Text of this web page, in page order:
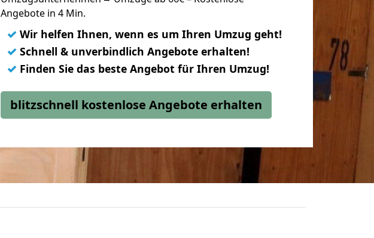
Angebote in 4 Min.
✓ Wir helfen Ihnen, wenn es um Ihren Umzug geht!
✓ Schnell & unverbindlich Angebote erhalten!
✓ Finden Sie das beste Angebot für Ihren Umzug!
blitzschnell kostenlose Angebote erhalten